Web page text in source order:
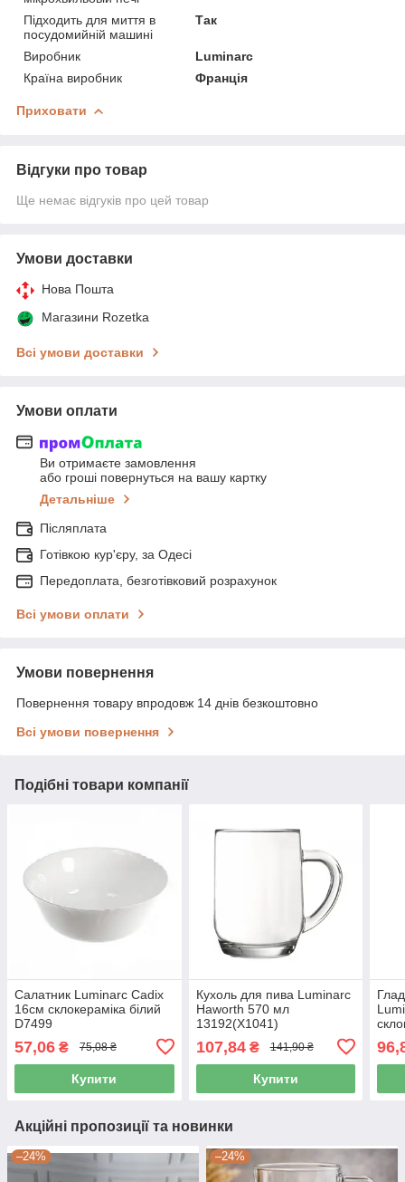
Підходить для миття в
посудомийній машині
Так
Виробник
Luminarc
Країна виробник
Франція
Приховати
Відгуки про товар
Ще немає відгуків про цей товар
Умови доставки
Нова Пошта
Магазини Rozetka
Всі умови доставки
Умови оплати
Ви отримаєте замовлення
або гроші повернуться на вашу картку
Детальніше
Післяплата
Готівкою кур'єру, за Одесі
Передоплата, безготівковий розрахунок
Всі умови оплати
Умови повернення
Повернення товару впродовж 14 днів безкоштовно
Всі умови повернення
Подібні товари компанії
Салатник Luminarc Cadix
16см склокераміка білий
D7499
57,06 ₴ 75,08 ₴
Купити
Кухоль для пива Luminarc
Haworth 570 мл
13192(X1041)
107,84₴ 141,90 ₴
Купити
Акційні пропозиції та новинки
–24% –24%